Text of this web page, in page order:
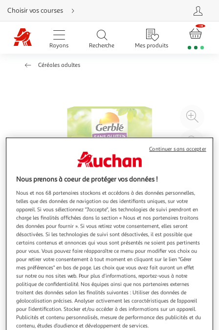
Aller
directement
au
contenu
Aller
directement
Aller
Choisir vos courses
Rayons Recherche Mes produits
Céréales adultes
à
Illustration
précédente
Illustration
suivante
GERBLE
Pétales de céréales au chocolat sans gluten
Pour des petits déjeuner variés, découvrez pétales de
céréales aux copeaux de chocolat … Et démarrez votre
journée sans gluten du bon pied!
En savoir +
300g
Nous prenons à coeur de protéger vos données !
Nous et nos 68 partenaires stockons et accédons à des données personnelles,
telles que des données de navigation ou des identifiants uniques, sur votre
appareil. Si vous sélectionnez "J'accepte", les technologies de suivi prendront en
charge les finalités affichées dans la section « Nous et nos partenaires traitons
des données pour fournir ». Si vous retirez votre consentement, elles seront
désactivées. Si les technologies de suivi sont désactivées, il est possible que
certains contenus et annonces qui vous sont présentés ne soient pas pertinents
pour vous. Vous pouvez faire réapparaître ce menu pour modifier vos choix ou
pour retirer votre consentement à tout moment en cliquant sur le lien "Gérer
mes préférences" en bas de page. Les choix que vous avez fait auront un effet
sur notre ou nos sites web. Pour plus d’informations, reportez-vous à notre
politique de confidentialité. Nos équipes ainsi que nos partenaires externes
traitent des données selon les finalités suivantes : Utiliser des données de
géolocalisation précises. Analyser activement les caractéristiques de l’appareil
pour l’identification. Stocker et/ou accéder à des informations sur un appareil.
Publicités et contenu personnalisés, mesure de performance des publicités et du
contenu, études d’audience et développement de services.
Continuer sans accepter